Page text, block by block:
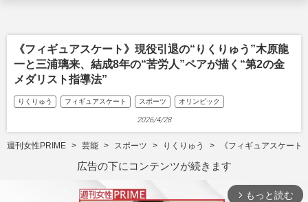
《フィギュアスケート》現役引退の“りくりゅう”木原龍
一と三浦璃来、結成8年の“苦労人”ペアが描く“第2の金
メダリスト指導法”
りくりゅう フィギュアスケート スポーツ オリンピック
2026/4/28
週刊女性PRIME 芸能 スポーツ りくりゅう 《フィギュアスケート
広告の下にコンテンツが続きます
arrow_forward_ios もっと読む